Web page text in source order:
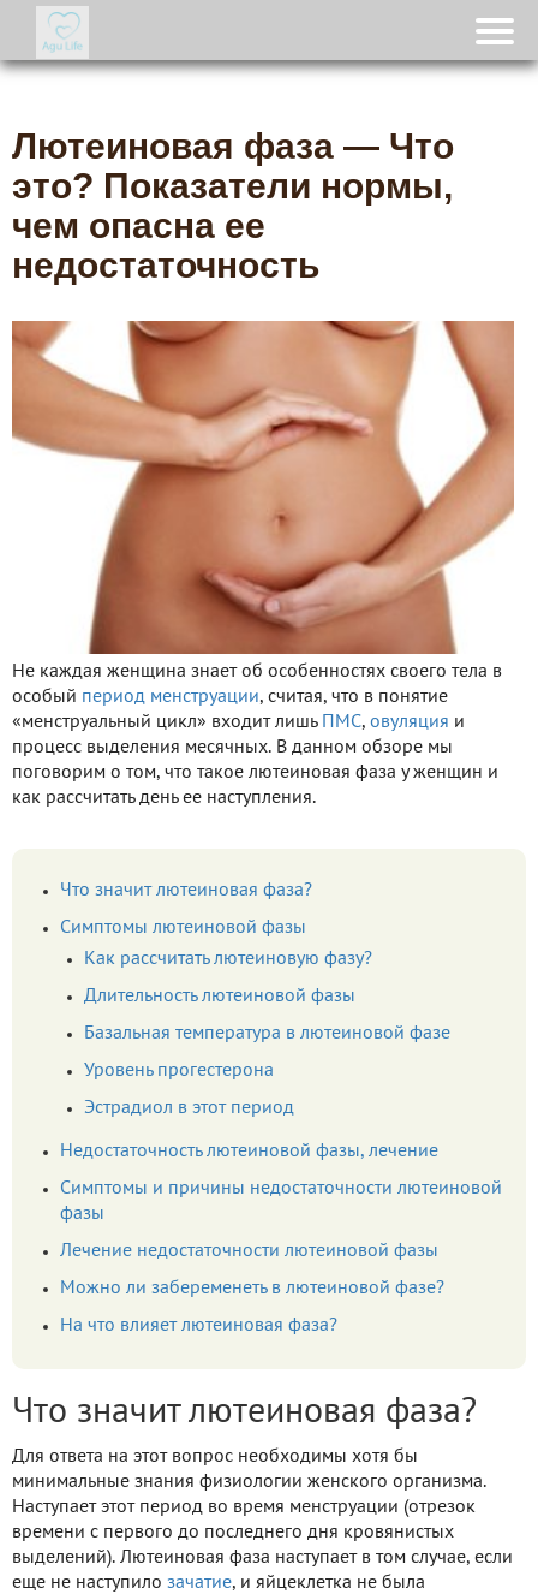
Лютеиновая фаза — Что
это? Показатели нормы,
чем опасна ее
недостаточность
Не каждая женщина знает об особенностях своего тела в
особый период менструации, считая, что в понятие
«менструальный цикл» входит лишь
ПМС, овуляция и
процесс выделения месячных. В данном обзоре мы
поговорим о том, что такое лютеиновая фаза у женщин и
как рассчитать день ее наступления.
Что значит лютеиновая фаза?
Симптомы лютеиновой фазы
Как рассчитать лютеиновую фазу?
Длительность лютеиновой фазы
Базальная температура в лютеиновой фазе
Уровень прогестерона
Эстрадиол в этот период
Недостаточность лютеиновой фазы, лечение
Симптомы и причины недостаточности лютеиновой
фазы
Лечение недостаточности лютеиновой фазы
Можно ли забеременеть в лютеиновой фазе?
На что влияет лютеиновая фаза?
Что значит лютеиновая фаза?
Для ответа на этот вопрос необходимы хотя бы
минимальные знания физиологии женского организма.
Наступает этот период во время менструации (отрезок
времени с первого до последнего дня кровянистых
выделений). Лютеиновая фаза наступает в том случае, если
еще не наступило зачатие, и яйцеклетка не была